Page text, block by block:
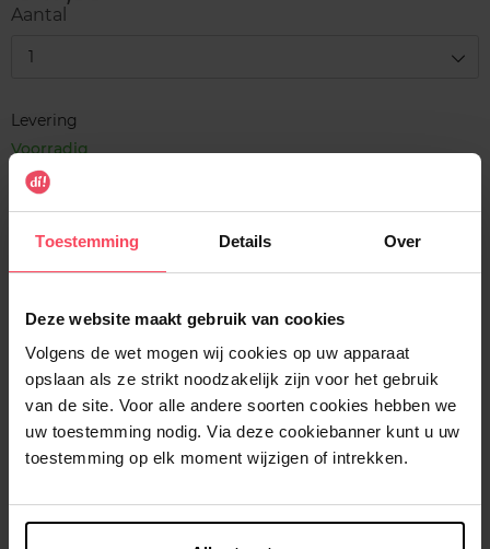
Toestemming Details Over
Deze website maakt gebruik van cookies
Volgens de wet mogen wij cookies op uw apparaat
opslaan als ze strikt noodzakelijk zijn voor het gebruik
van de site. Voor alle andere soorten cookies hebben we
uw toestemming nodig. Via deze cookiebanner kunt u uw
toestemming op elk moment wijzigen of intrekken.
Aantal
1
Levering
Voorradig
Gratis levering bij aankoop van min. 35€.
Verzending binnen 24u
Beschrijving
Kenmerken